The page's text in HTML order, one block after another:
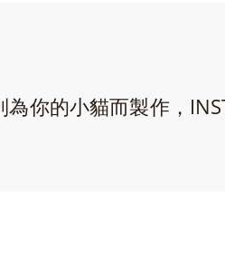
你的小貓而製作，